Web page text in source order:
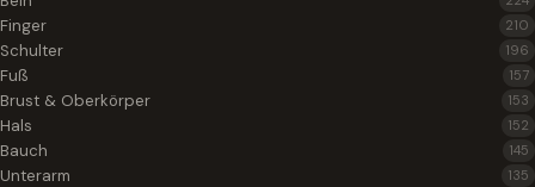
Finger 210
Schulter 196
Fuß 157
Brust & Oberkörper 153
Hals 152
Bauch 145
Unterarm 135